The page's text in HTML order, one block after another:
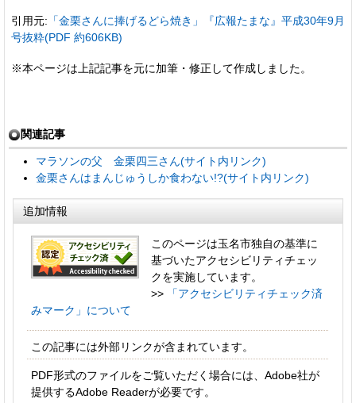
引用元: 「金栗さんに捧げるどら焼き」『広報たまな』平成30年9月
号抜粋(PDF 約606KB)
※本ページは上記記事を元に加筆・修正して作成しました。
関連記事
マラソンの父 金栗四三さん(サイト内リンク)
金栗さんはまんじゅうしか食わない!?(サイト内リンク)
追加情報
このページは玉名市独自の基準に
基づいたアクセシビリティチェッ
クを実施しています。
>>
「アクセシビリティチェック済
みマーク」について
この記事には外部リンクが含まれています。
PDF形式のファイルをご覧いただく場合には、Adobe社が
提供するAdobe Readerが必要です。